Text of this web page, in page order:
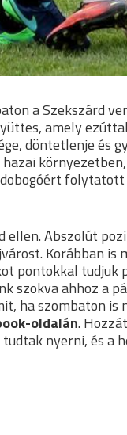
a Szekszárd
amely
döntetlenje és
Abszolút
Korábban is
pontokkal tudjuk
szokva ahhoz a
ha szombaton
oldalán.
nyerni, és a